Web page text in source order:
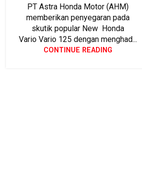
PT Astra Honda Motor (AHM)
memberikan penyegaran pada
skutik popular New Honda
Vario Vario 125 dengan menghad...
CONTINUE READING